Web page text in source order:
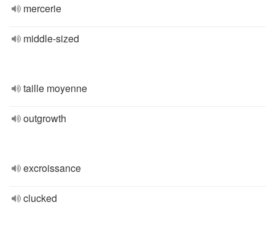
mercerie
middle-sized
taille moyenne
outgrowth
excroissance
clucked